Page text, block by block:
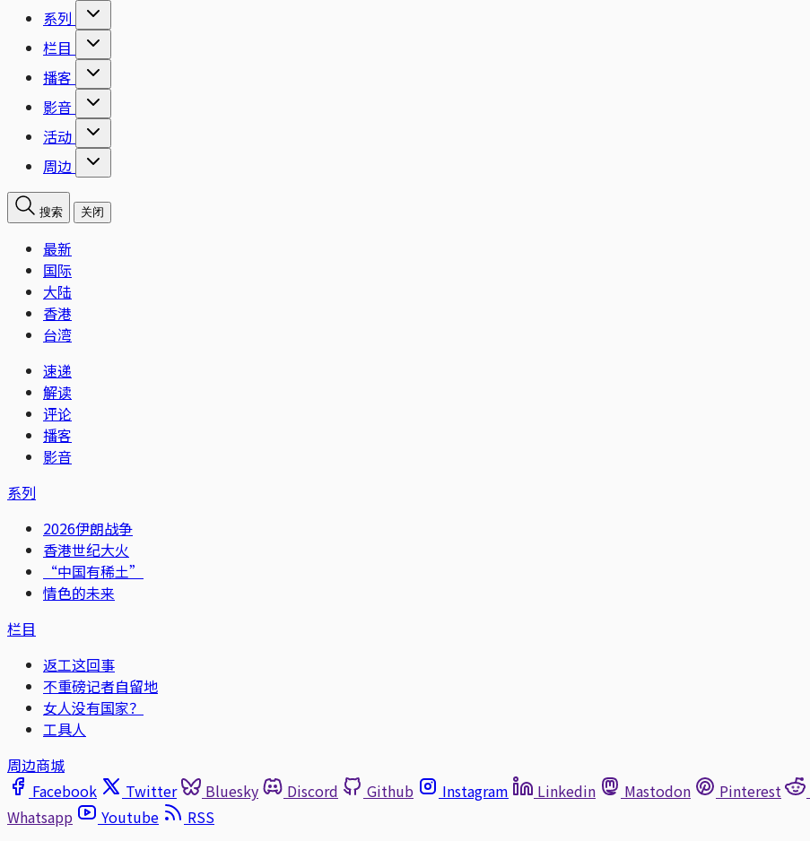
系列
栏目
播客
影音
活动
周边
搜索 关闭
最新
国际
大陆
香港
台湾
速递
解读
评论
播客
影音
系列
2026伊朗战争
香港世纪大火
“中国有稀土”
情色的未来
栏目
返工这回事
不重磅记者自留地
女人没有国家？
工具人
周边商城
Facebook
Twitter Bluesky Discord Github Instagram Linkedin Mastodon Pinterest
Whatsapp
Youtube RSS